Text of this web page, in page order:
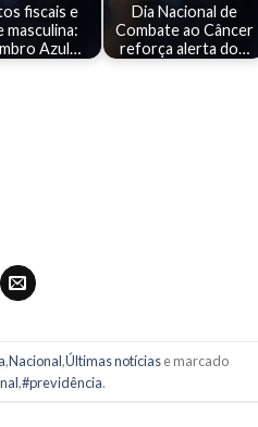
fiscais e
masculina:
Azul…
Dia Nacional de
Combate ao Câncer
reforça alerta do…
,Nacional,Últimas notíciase marcado
,#previdência.